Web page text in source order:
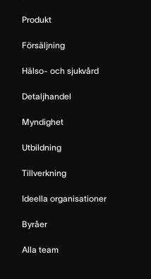
Produkt
Försäljning
Hälso- och sjukvård
Detaljhandel
Myndighet
Utbildning
Tillverkning
Ideella organisationer
Byråer
Alla team